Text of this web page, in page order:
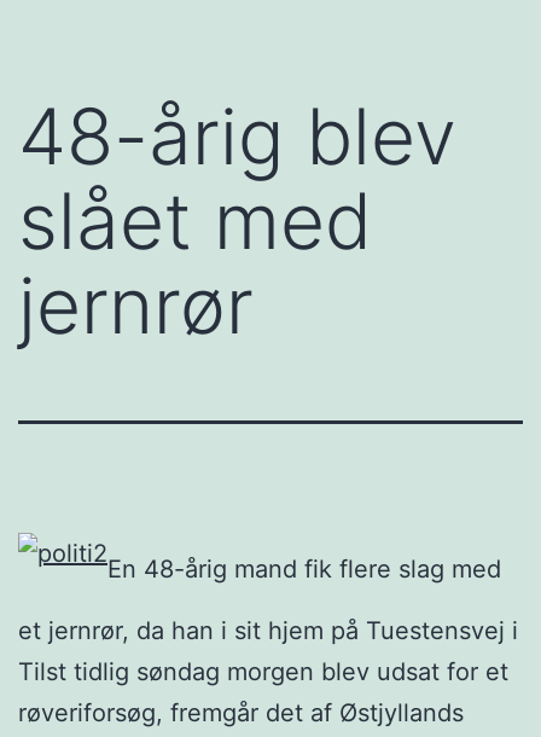
48-årig blev
slået med
jernrør
En 48-årig mand fik flere slag med
et jernrør, da han i sit hjem på Tuestensvej i
Tilst tidlig søndag morgen blev udsat for et
røveriforsøg, fremgår det af Østjyllands